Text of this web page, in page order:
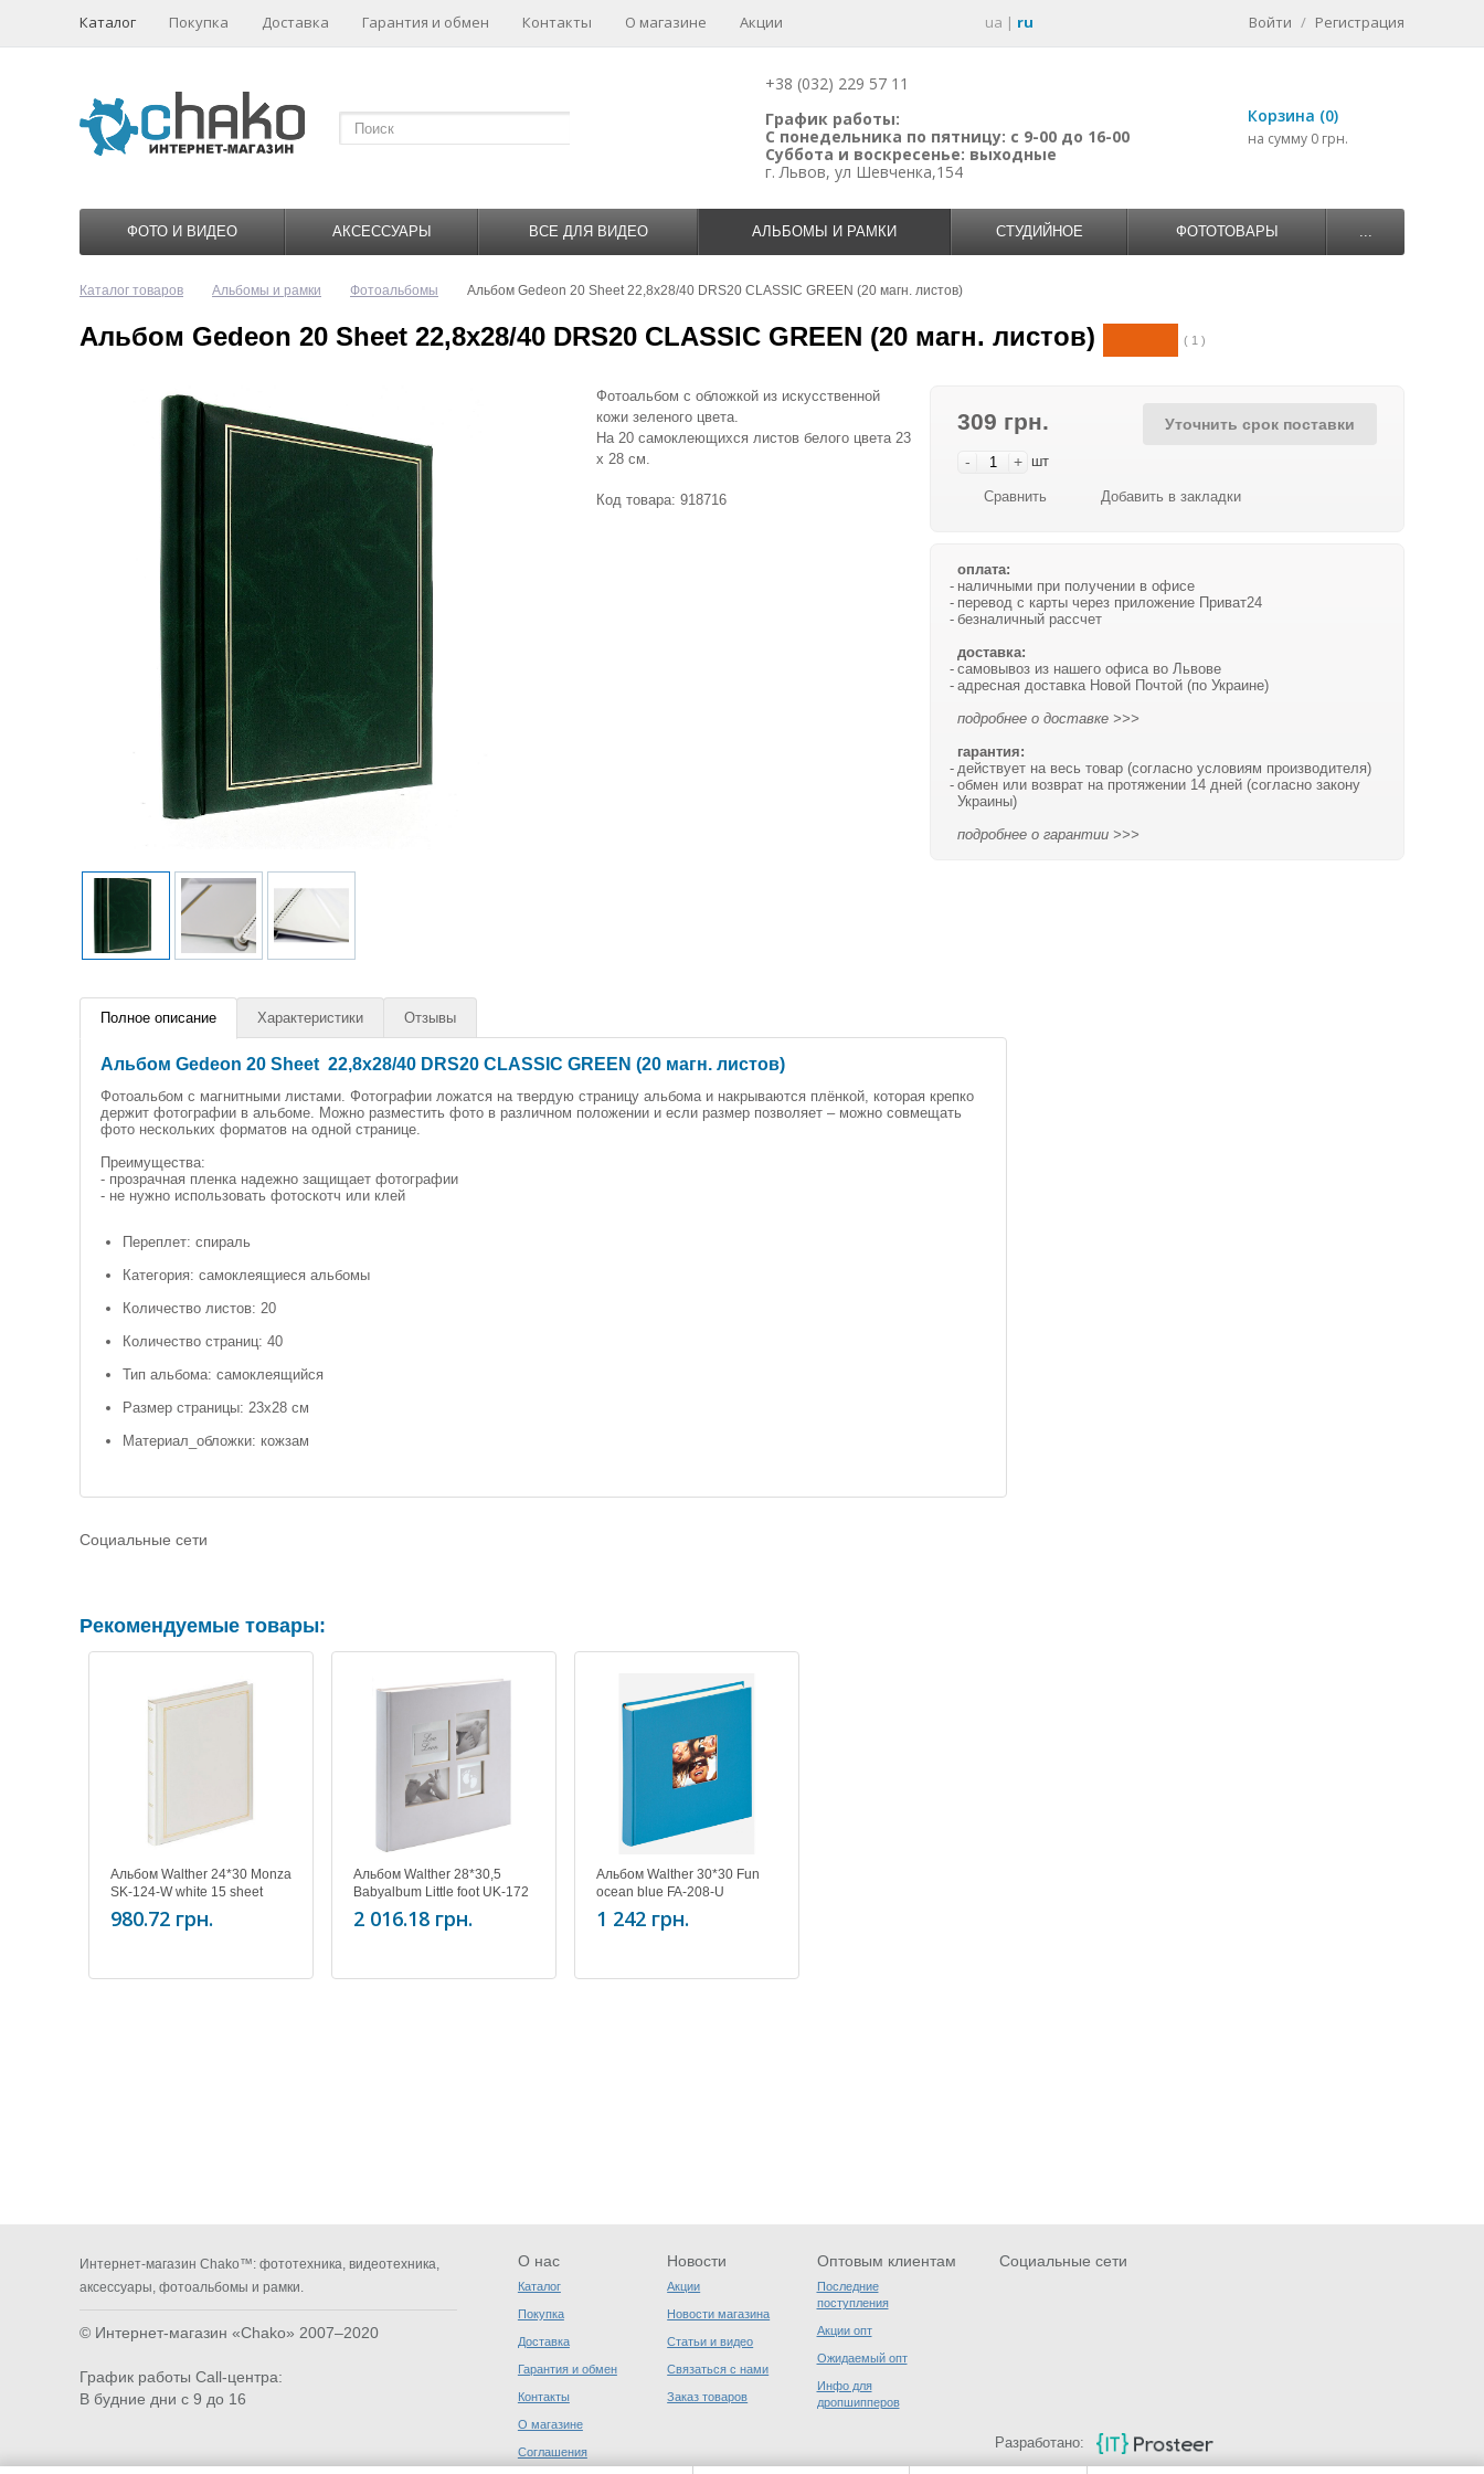
Каталог Покупка Доставка Гарантия и обмен Контакты О магазине Акции ua | ru Войти / Регистрация
+38 (032) 229 57 11
График работы:
С понедельника по пятницу: с 9-00 до 16-00
Суббота и воскресенье: выходные
г. Львов, ул Шевченка,154
Корзина (0)
на сумму 0 грн.
ФОТО И ВИДЕО АКСЕССУАРЫ ВСЕ ДЛЯ ВИДЕО АЛЬБОМЫ И РАМКИ СТУДИЙНОЕ ФОТОТОВАРЫ ...
Каталог товаров Альбомы и рамки Фотоальбомы Альбом Gedeon 20 Sheet 22,8x28/40 DRS20 CLASSIC GREEN (20 магн. листов)
Альбом Gedeon 20 Sheet 22,8x28/40 DRS20 CLASSIC GREEN (20 магн. листов) ( 1 )
309 грн.
- + шт
Уточнить срок поставки
Сравнить Добавить в закладки
оплата:
наличными при получении в офисе
перевод с карты через приложение Приват24
безналичный рассчет
доставка:
самовывоз из нашего офиса во Львове
адресная доставка Новой Почтой (по Украине)
подробнее о доставке >>>
гарантия:
действует на весь товар (согласно условиям производителя)
обмен или возврат на протяжении 14 дней (согласно закону
Украины)
подробнее о гарантии >>>
Фотоальбом с обложкой из искусственной
кожи зеленого цвета.
На 20 самоклеющихся листов белого цвета 23
х 28 см.
Код товара: 918716
Полное описание Характеристики Отзывы
Альбом Gedeon 20 Sheet 22,8x28/40 DRS20 CLASSIC GREEN (20 магн. листов)
Фотоальбом с магнитными листами. Фотографии ложатся на твердую страницу альбома и накрываются плёнкой, которая крепко
держит фотографии в альбоме. Можно разместить фото в различном положении и если размер позволяет – можно совмещать
фото нескольких форматов на одной странице.
Преимущества:
- прозрачная пленка надежно защищает фотографии
- не нужно использовать фотоскотч или клей
Переплет: спираль
Категория: самоклеящиеся альбомы
Количество листов: 20
Количество страниц: 40
Тип альбома: самоклеящийся
Размер страницы: 23х28 см
Материал_обложки: кожзам
Социальные сети
Рекомендуемые товары:
Альбом Walther 24*30 Monza
SK-124-W white 15 sheet
980.72 грн.
Альбом Walther 28*30,5
Babyalbum Little foot UK-172
60 pages
2 016.18 грн.
Альбом Walther 30*30 Fun
ocean blue FA-208-U
1 242 грн.
Интернет-магазин Chako™: фототехника, видеотехника,
аксессуары, фотоальбомы и рамки.
© Интернет-магазин «Chako» 2007–2020
График работы Call-центра:
В будние дни с 9 до 16
О нас
Каталог
Покупка
Доставка
Гарантия и обмен
Контакты
О магазине
Соглашения
пользователя
Новости
Акции
Новости магазина
Статьи и видео
Связаться с нами
Заказ товаров
Оптовым клиентам
Последние
поступления
Акции опт
Ожидаемый опт
Инфо для
дропшипперов
Социальные сети
Разработано: